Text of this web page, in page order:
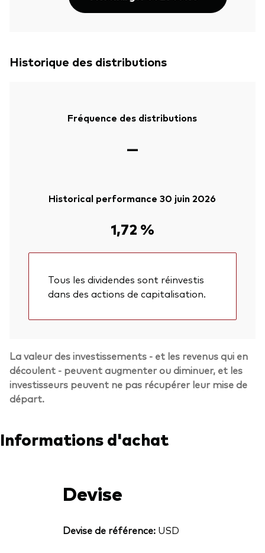
Historique des distributions
Fréquence des distributions
—
Historical performance 30 juin 2026
1,72 %
Tous les dividendes sont réinvestis
dans des actions de capitalisation.
La valeur des investissements - et les revenus qui en
découlent - peuvent augmenter ou diminuer, et les
investisseurs peuvent ne pas récupérer leur mise de
départ.
Informations d'achat
Devise
Devise de référence: USD